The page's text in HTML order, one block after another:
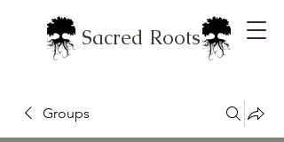
Sacred Roots
Groups